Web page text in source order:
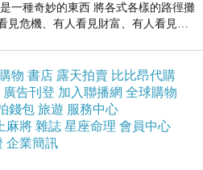
一種奇妙的東西 將各式各樣的路徑攤
見危機、有人看見財富、有人看見…
出不同的
物 書店 露天拍賣 比比昂代購
廣告刊登 加入聯播網 全球購物
錢包 旅遊 服務中心
麻將 雜誌 星座命理 會員中心
企業簡訊